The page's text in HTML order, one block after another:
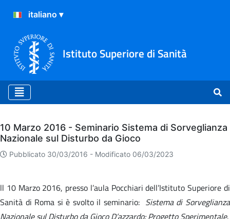
Istituto Superiore di Sanità
Archivio
10 Marzo 2016 - Seminario Sistema di Sorveglianza
Nazionale sul Disturbo da Gioco
Pubblicato 30/03/2016 - Modificato 06/03/2023
ll 10 Marzo 2016, presso l’aula Pocchiari dell’Istituto Superiore di
Sanità di Roma si è svolto il seminario: Sistema di Sorveglianza
Nazionale sul Disturbo da Gioco D’azzardo: Progetto Sperimentale.